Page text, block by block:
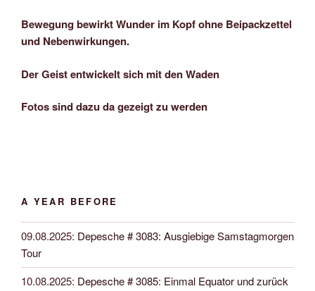
Bewegung bewirkt Wunder im Kopf ohne Beipackzettel
und Nebenwirkungen.
Der Geist entwickelt sich mit den Waden
Fotos sind dazu da gezeigt zu werden
A YEAR BEFORE
09.08.2025: Depesche # 3083: Ausgiebige Samstagmorgen
Tour
10.08.2025: Depesche # 3085: Einmal Equator und zurück